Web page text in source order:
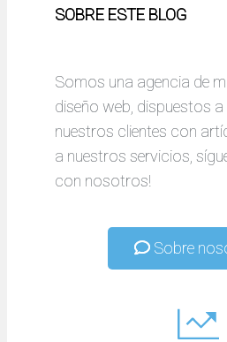
SOBRE ESTE BLOG
Somos una agencia de
diseño web, dispuestos
nuestros clientes con
a nuestros servicios,
con nosotros!
Sobre